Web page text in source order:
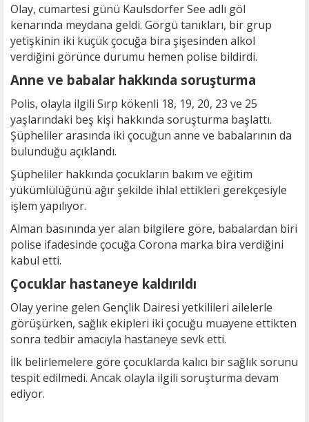
Olay, cumartesi günü Kaulsdorfer See adlı göl
kenarında meydana geldi. Görgü tanıkları, bir grup
yetişkinin iki küçük çocuğa bira şişesinden alkol
verdiğini görünce durumu hemen polise bildirdi.
Anne ve babalar hakkında soruşturma
Polis, olayla ilgili Sırp kökenli 18, 19, 20, 23 ve 25
yaşlarındaki beş kişi hakkında soruşturma başlattı.
Şüpheliler arasında iki çocuğun anne ve babalarının da
bulunduğu açıklandı.
Şüpheliler hakkında çocukların bakım ve eğitim
yükümlülüğünü ağır şekilde ihlal ettikleri gerekçesiyle
işlem yapılıyor.
Alman basınında yer alan bilgilere göre, babalardan biri
polise ifadesinde çocuğa Corona marka bira verdiğini
kabul etti.
Çocuklar hastaneye kaldırıldı
Olay yerine gelen Gençlik Dairesi yetkilileri ailelerle
görüşürken, sağlık ekipleri iki çocuğu muayene ettikten
sonra tedbir amacıyla hastaneye sevk etti.
İlk belirlemelere göre çocuklarda kalıcı bir sağlık sorunu
tespit edilmedi. Ancak olayla ilgili soruşturma devam
ediyor.